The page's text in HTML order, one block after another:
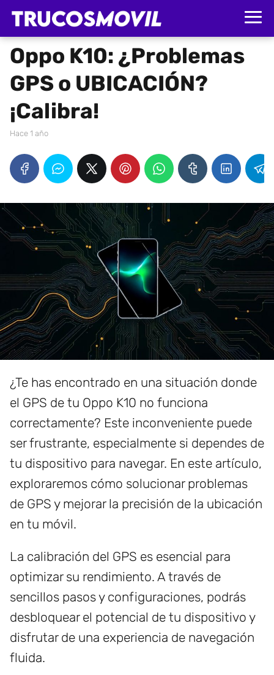
Oppo K10: ¿Problemas
GPS o UBICACIÓN?
¡Calibra!
hace 1 año
¿Te has encontrado en una situación donde
el GPS de tu Oppo K10 no funciona
correctamente? Este inconveniente puede
ser frustrante, especialmente si dependes de
tu dispositivo para navegar. En este artículo,
exploraremos cómo solucionar problemas
de GPS y mejorar la precisión de la ubicación
en tu móvil.
La calibración del GPS es esencial para
optimizar su rendimiento. A través de
sencillos pasos y configuraciones, podrás
desbloquear el potencial de tu dispositivo y
disfrutar de una experiencia de navegación
fluida.